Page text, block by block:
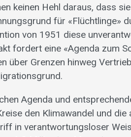
keinen Hehl daraus, dass
für «Flüchtlinge»
von 1951 diese
fordert eine «Agenda zum
über Grenzen hinweg
Agenda und
den Klimawandel und
in verantwortungsloser